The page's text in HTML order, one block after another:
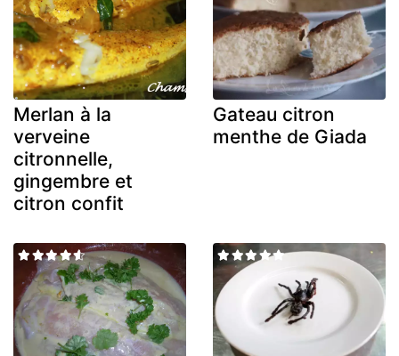
Merlan à la
verveine
citronnelle,
gingembre et
citron confit
Gateau citron
menthe de Giada